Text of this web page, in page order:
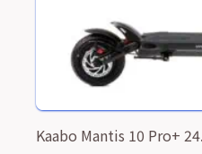
Kaabo Mantis 10 Pro+